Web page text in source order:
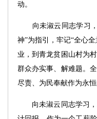
动。
向未淑云同志学习，
神”为指引，牢记“全心
业，到青龙贫困山村为
群众办实事、解难题。
尽责、为民奉献作为永
向未淑云同志学习，